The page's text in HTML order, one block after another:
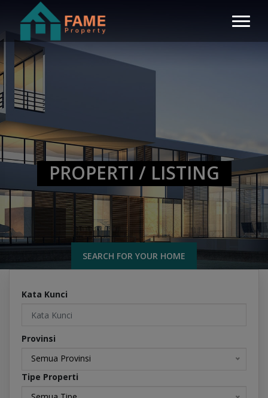
PROPERTI / LISTING
SEARCH FOR YOUR HOME
Kata Kunci
Provinsi
Semua Provinsi
Tipe Properti